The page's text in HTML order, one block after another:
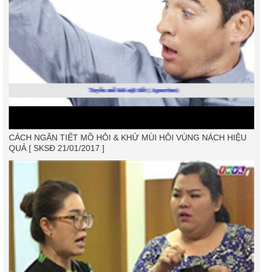
CÁCH NGĂN TIẾT MỒ HÔI & KHỬ MÙI HÔI VÙNG NÁCH HIỆU
QUẢ [ SKSĐ 21/01/2017 ]